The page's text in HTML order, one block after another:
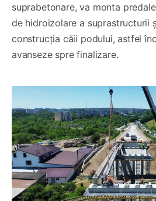
suprabetonare, va monta
de hidroizolare a suprastructurii
construcția căii podului, astfel
avanseze spre finalizare.